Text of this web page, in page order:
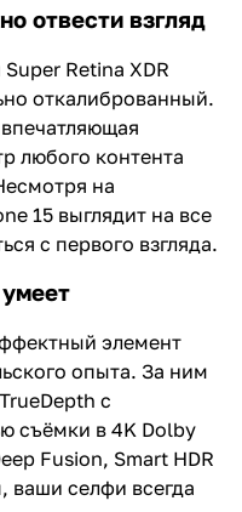
отвести взгляд
Retina XDR
откалиброванный.
любого контента
на
15 выглядит на все
с первого взгляда.
элемент
опыта. За ним
с
съёмки в 4K Dolby
Fusion, Smart HDR
ваши селфи всегда